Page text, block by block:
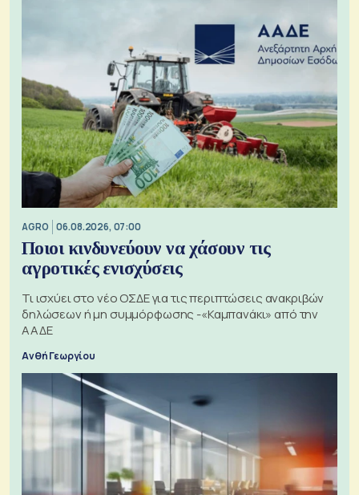
AGRO 06.08.2026, 07:00
Ποιοι κινδυνεύουν να χάσουν τις
αγροτικές ενισχύσεις
Τι ισχύει στο νέο ΟΣΔΕ για τις περιπτώσεις ανακριβών
δηλώσεων ή μη συμμόρφωσης -«Καμπανάκι» από την
ΑΑΔΕ
Ανθή Γεωργίου